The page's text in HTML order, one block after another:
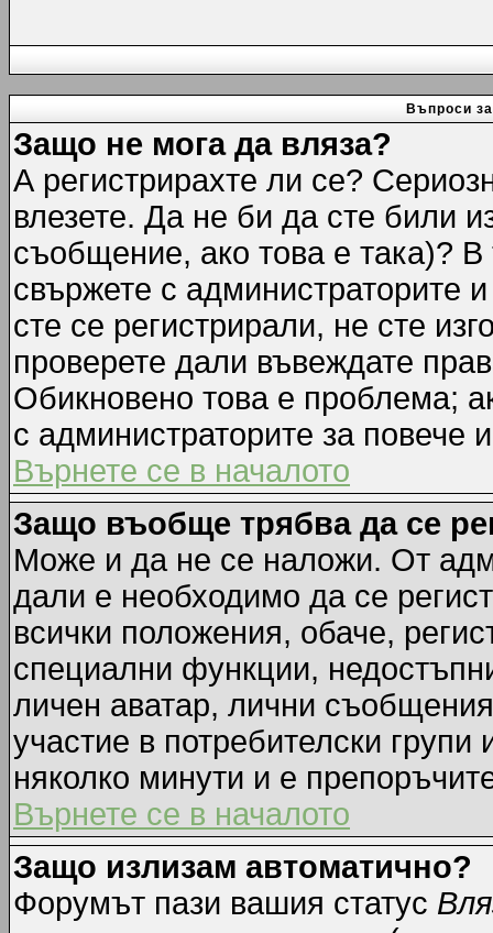
Въпроси
Защо не мога да вляза?
А регистрирахте ли се?
влезете. Да не би да сте били
съобщение, ако това е така)?
свържете с администраторите
сте се регистрирали, не сте
проверете дали въвеждате
Обикновено това е проблема;
с администраторите за повече
Върнете се в началото
Защо въобще трябва да се
Може и да не се наложи. От
дали е необходимо да се
всички положения, обаче,
специални функции,
личен аватар, лични
участие в потребителски
няколко минути и е
Върнете се в началото
Защо излизам автоматично?
Форумът пази вашия статус